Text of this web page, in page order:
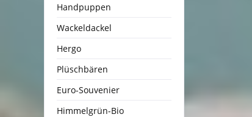
Handpuppen
Wackeldackel
Hergo
Plüschbären
Euro-Souvenier
Himmelgrün-Bio